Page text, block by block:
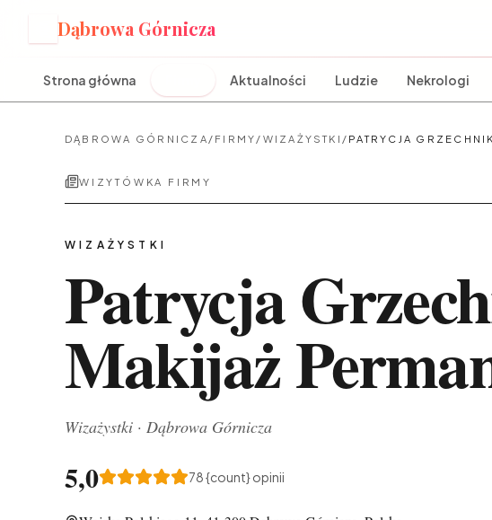
Dąbrowa Górnicza
Strona główna Aktualności Ludzie Nekrologi
DĄBROWA GÓRNICZA / FIRMY / WIZAŻYSTKI / PATRYCJA
WIZYTÓWKA FIRMY
WIZAŻYSTKI
Patrycja
Makijaż
Wizażystki · Dąbrowa Górnicza
5,0 78{count} opinii